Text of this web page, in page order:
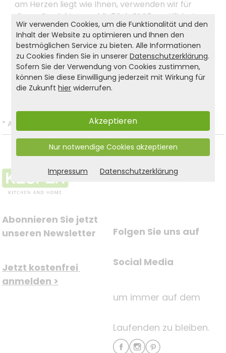
am Herzen liegt wie Ihnen, verwenden wir für
dieses Produkt ausschließlich FSC®-zertifiziertes
Material.
Produkt- und Sicherheitshinweise:
Zurück zur Liste
* Alle Preise inkl. gesetzl. MwSt. und zzgl.
Abonnieren Sie jetzt
unseren Newsletter
Jetzt kostenfrei
anmelden >
Folgen Sie uns auf
Social Media
um immer auf dem
Laufenden zu bleiben.
Wir verwenden Cookies, um die Funktionalität und den
Inhalt der Website zu optimieren und Ihnen den
bestmöglichen Service zu bieten. Alle Informationen
zu Cookies finden Sie in unsererDatenschutzerklärung.
Sofern Sie der Verwendung von Cookies zustimmen,
können Sie diese Einwilligung jederzeit mit Wirkung für
die Zukunfthier widerrufen.
Akzeptieren
Nur notwendige Cookies akzeptieren
Impressum Datenschutzerklärung